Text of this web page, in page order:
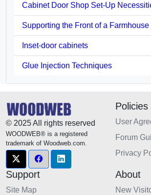
Cabinet Door Shop Set-Up
Supporting the Front of a
Inset-door cabinets
Glue Injection Techniques
© 2025 All rights reserved
WOODWEB® is a registered
trademark of Woodweb.com.
Policies
User
Forum
Privacy
Support
Site Map
About
New